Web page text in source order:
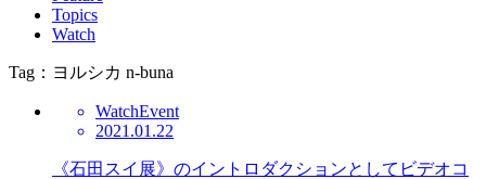
Topics
Watch
Tag：ヨルシカ n-buna
WatchEvent
2021.01.22
《石田スイ展》のイントロダクションとしてビデオコ